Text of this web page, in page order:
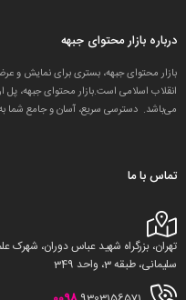
درباره بازار محتوای جبهه
بازار محتوای جبهه، بستری برای نمایش و
انقلاب اسلامی است.بازار محتوای جبهه،
می‌باشد. دسترسی سریع، آسان و جامع شما
تماس با ما
تهران، بزرگراه شهید عباس دوران،
سلیمانی، طبقه 3، واحد 349